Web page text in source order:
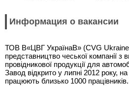
Информация о вакансии
ТОВ В«ЦВГ УкраїнаВ» (CVG
представництво чеської компанії з
провідникової продукції для
Завод відкрито у липні 2012 року,
працюють близько 1000 працівників.